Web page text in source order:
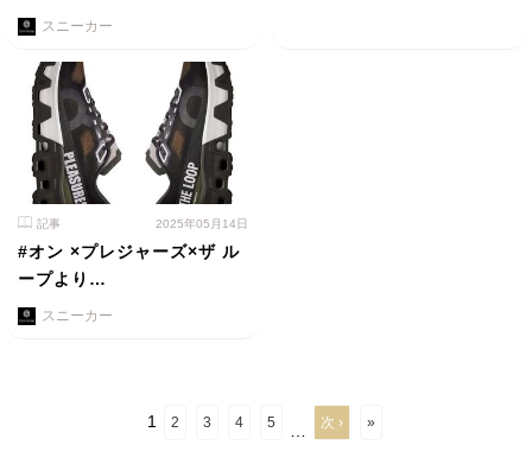
スニーカー
記事 2025年05月14日
#オン ×プレジャーズ×ザ ル
ープより…
スニーカー
1 2 3 4 5 次 › »